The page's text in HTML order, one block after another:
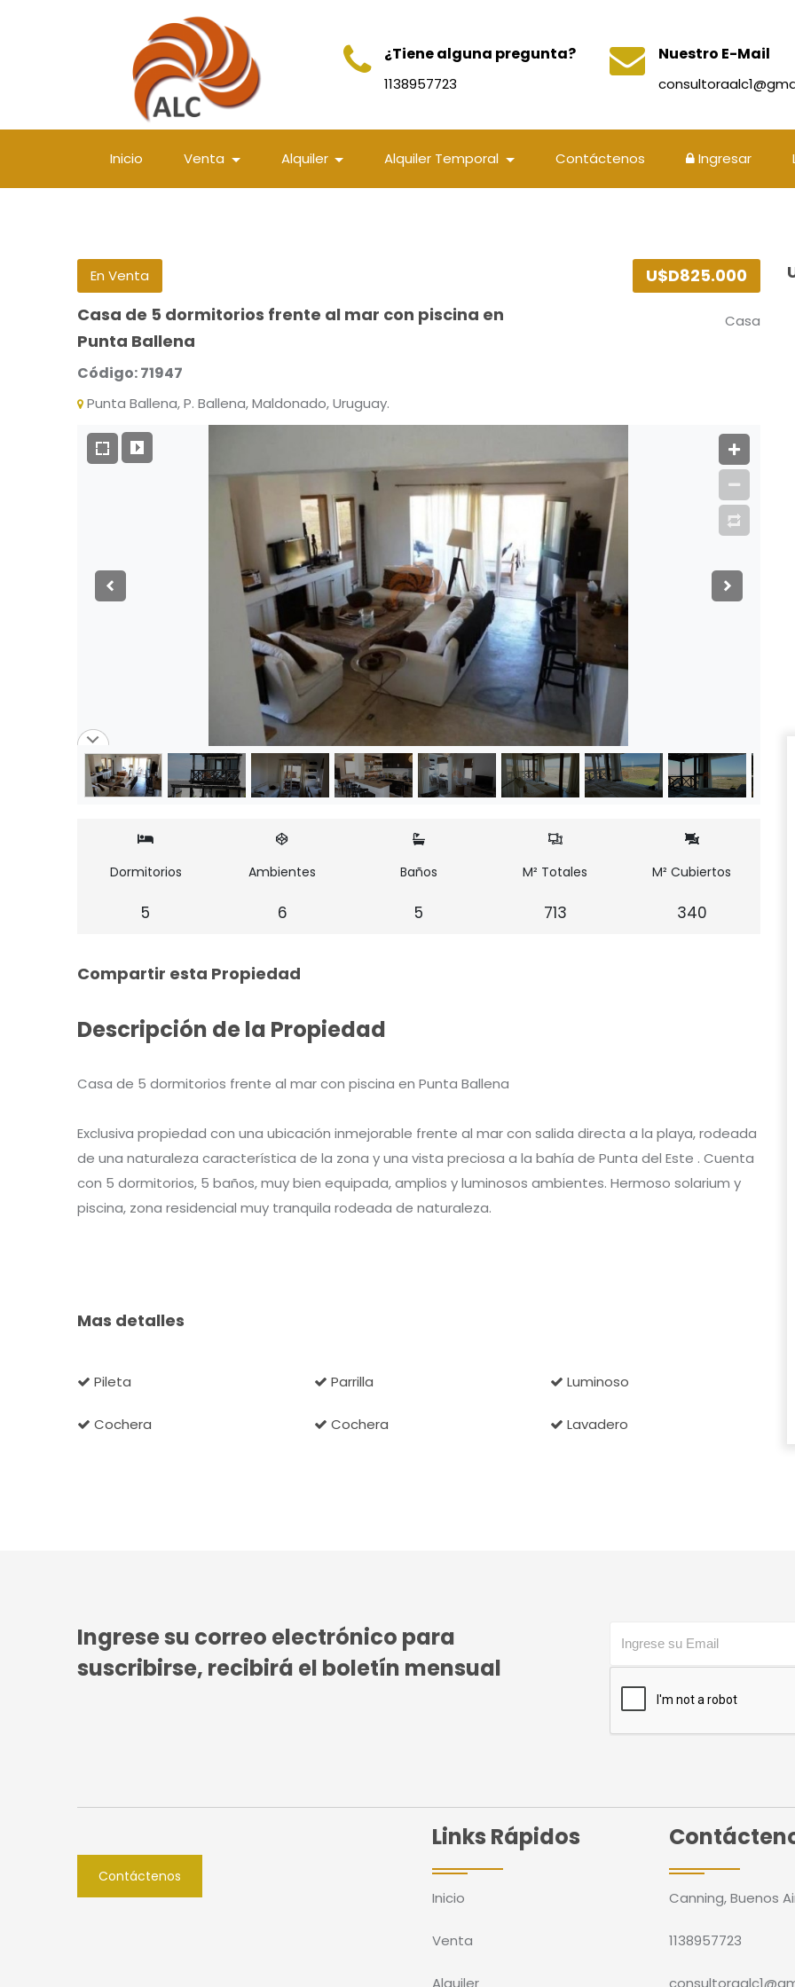
¿Tiene alguna pregunta?
1138957723
Nuestro E-Mail
Inicio Venta Alquiler Alquiler Temporal Contáctenos Ingresar
En Venta
Casa de 5 dormitorios frente al mar con piscina en
Punta Ballena
Código: 71947
Punta Ballena, P. Ballena, Maldonado, Uruguay.
U$D825.000
Casa
Dormitorios
5
Ambientes
6
Baños
5
M² Totales
713
M² Cubiertos
340
Compartir esta Propiedad
Descripción de la Propiedad
Casa de 5 dormitorios frente al mar con piscina en Punta Ballena
Exclusiva propiedad con una ubicación inmejorable frente al mar con salida directa a la playa, rodeada
de una naturaleza característica de la zona y una vista preciosa a la bahía de Punta del Este . Cuenta
con 5 dormitorios, 5 baños, muy bien equipada, amplios y luminosos ambientes. Hermoso solarium y
piscina, zona residencial muy tranquila rodeada de naturaleza.
Mas detalles
Pileta Parrilla Luminoso
Cochera Cochera Lavadero
Ingrese su correo electrónico para
suscribirse, recibirá el boletín mensual
Contáctenos
Links Rápidos
Inicio
Venta
Alquiler
Canning, Buenos
1138957723